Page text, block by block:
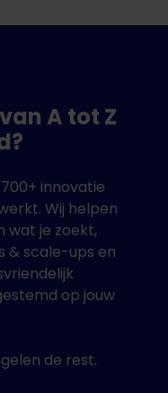
A tot Z
innovatie
Wij helpen
wat je zoekt,
& scale-ups en
op jouw
de rest.